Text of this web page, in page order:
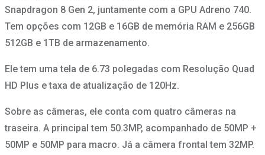
Snapdragon 8 Gen 2, juntamente com a GPU Adreno 740.
Tem opções com 12GB e 16GB de memória RAM e 256GB
512GB e 1TB de armazenamento.
Ele tem uma tela de 6.73 polegadas com Resolução Quad
HD Plus e taxa de atualização de 120Hz.
Sobre as câmeras, ele conta com quatro câmeras na
traseira. A principal tem 50.3MP, acompanhado de 50MP +
50MP e 50MP para macro. Já a câmera frontal tem 32MP.